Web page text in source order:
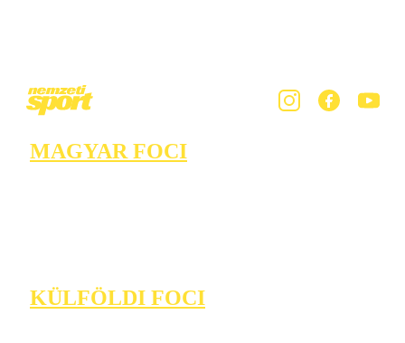
MAGYAR FOCI
KÜLFÖLDI FOCI